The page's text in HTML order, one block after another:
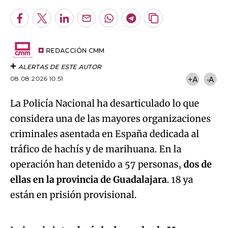
Facebook
TwitterLinkedInEnviarWhatsapp
Telegram
Copiar
REDACCIÓN CMM
ALERTAS DE ESTE AUTOR
08.08.2026 10:51
+A -A
La Policía Nacional ha desarticulado lo que
considera una de las mayores organizaciones
criminales asentada en España dedicada al
tráfico de hachís y de marihuana. En la
operación han detenido a 57 personas, dos de
ellas en la provincia de Guadalajara. 18 ya
están en prisión provisional.
Algo salió mal.
An error occurred, please try again later.